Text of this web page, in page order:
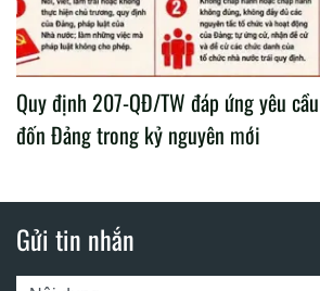
Quy định 207-QĐ/TW đáp ứng yêu
đốn Đảng trong kỷ nguyên mới
Gửi tin nhắn